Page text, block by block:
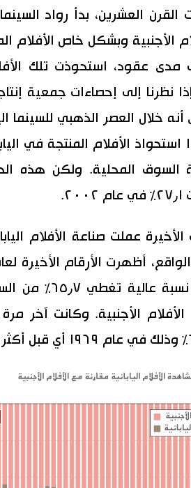
العشرين، بدأ رواد السينما
الأجنبية وبشكل خاص الأفلام
مدى عقود، استحوذت تلك
نظرنا إلى إحصاءات جمعية
أنه خلال العصر الذهبي للسينما
عامي ١٩٥٥ و١٩٦٥ استحواذ الأفلام
حصة السوق المحلية. ولكن هذه
عملت صناعة الأفلام
تستحوذ الآن
الأجنبية. وكانت آخر